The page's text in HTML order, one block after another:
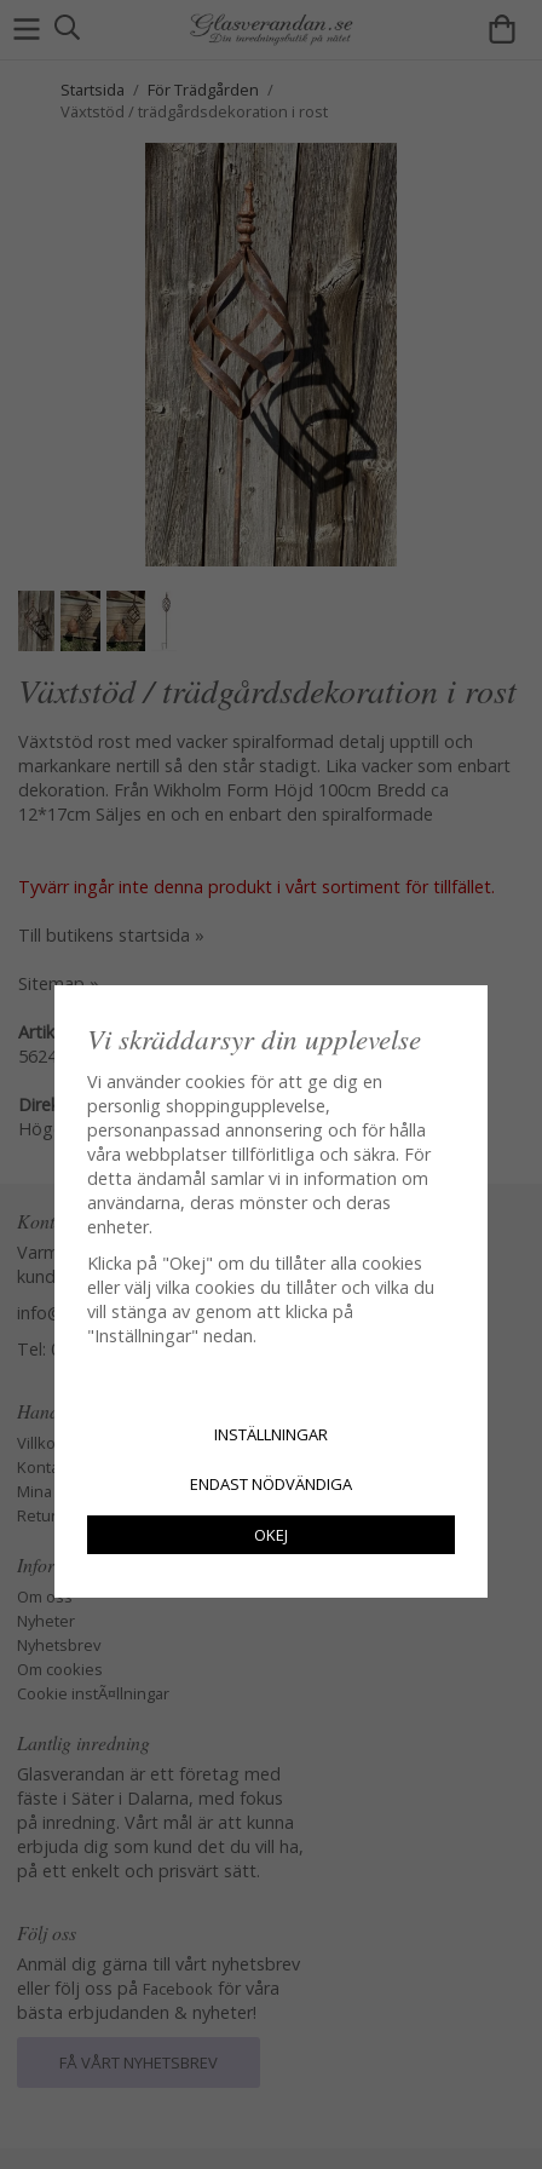
Startsida / För Trädgården /
Växtstöd / trädgårdsdekoration i rost
Växtstöd / trädgårdsdekoration i rost
Växtstöd rost med vacker spiralformad detalj upptill och
markankare nertill så den står stadigt. Lika vacker som enbart
dekoration. Från Wikholm Form Höjd 100cm Bredd ca
12*17cm Säljes en och en enbart den spiralformade
Tyvärr ingår inte denna produkt i vårt sortiment för tillfället.
Till butikens startsida »
Sitemap »
Artikelnummer:
56240-S
Direktlänk:
Högerklicka och kopiera adressen
Kontakta oss
Varmt välkommen att kontakta vår
kundtjänst.
info@glasverandan.se
Tel: 079-3495968
Handla
Villkor
Kontakta oss
Mina favoriter
Retur och Reklamation
Information
Om oss
Nyheter
Nyhetsbrev
Om cookies
Cookie instÃ¤llningar
Lantlig inredning
Glasverandan är ett företag med
fäste i Säter i Dalarna, med fokus
på inredning. Vårt mål är att kunna
erbjuda dig som kund det du vill ha,
på ett enkelt och prisvärt sätt.
Följ oss
Anmäl dig gärna till vårt nyhetsbrev
eller följ oss på Facebook för våra
bästa erbjudanden & nyheter!
FÅ VÅRT NYHETSBREV
Vi skräddarsyr din upplevelse
Vi använder cookies för att ge dig en
personlig shoppingupplevelse,
personanpassad annonsering och för hålla
våra webbplatser tillförlitliga och säkra. För
detta ändamål samlar vi in information om
användarna, deras mönster och deras
enheter.
Klicka på "Okej" om du tillåter alla cookies
eller välj vilka cookies du tillåter och vilka du
vill stänga av genom att klicka på
"Inställningar" nedan.
INSTÄLLNINGAR
ENDAST NÖDVÄNDIGA
OKEJ